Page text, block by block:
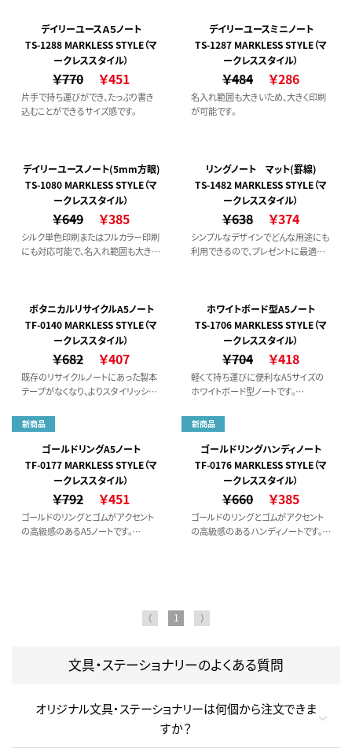
デイリーユースＡ５ノート
TS-1288 MARKLESS STYLE（マ
ークレススタイル）
￥770 ￥451
片手で持ち運びができ、たっぷり書き
込むことができるサイズ感です。
デイリーユースミニノート
TS-1287 MARKLESS STYLE（マ
ークレススタイル）
￥484 ￥286
名入れ範囲も大きいため、大きく印刷
が可能です。
デイリーユースノート(5mm方眼)
TS-1080 MARKLESS STYLE（マ
ークレススタイル）
￥649 ￥385
シルク単色印刷またはフルカラー印刷
にも対応可能で、名入れ範囲も大きい
リングノート マット(罫線)
TS-1482 MARKLESS STYLE（マ
ークレススタイル）
￥638 ￥374
シンプルなデザインでどんな用途にも
利用できるので、プレゼントに最適で
ボタニカルリサイクルA5ノート
TF-0140 MARKLESS STYLE（マ
ークレススタイル）
￥682 ￥407
既存のリサイクルノートにあった製本
テープがなくなり、よりスタイリッシュ
ホワイトボード型A5ノート
TS-1706 MARKLESS STYLE（マ
ークレススタイル）
￥704 ￥418
軽くて持ち運びに便利なA5サイズの
ホワイトボード型ノートです。
図の上から、透明シートとの間に資料
を挟んでその上から文字や図を書き
込むことができたり、
付箋を貼るなどアイデア次第でいろい
ろな使い方ができます。
新商品
ゴールドリングA5ノート
TF-0177 MARKLESS STYLE（マ
ークレススタイル）
￥792 ￥451
ゴールドのリングとゴムがアクセント
の高級感のあるA5ノートです。
新商品
ゴールドリングハンディノート
TF-0176 MARKLESS STYLE（マ
ークレススタイル）
￥660 ￥385
ゴールドのリングとゴムがアクセント
の高級感のあるハンディノートです。
活躍する仕様です。
⟨ 1 ⟩
文具・ステーショナリーのよくある質問
オリジナル文具・ステーショナリーは何個から注文できま
すか？